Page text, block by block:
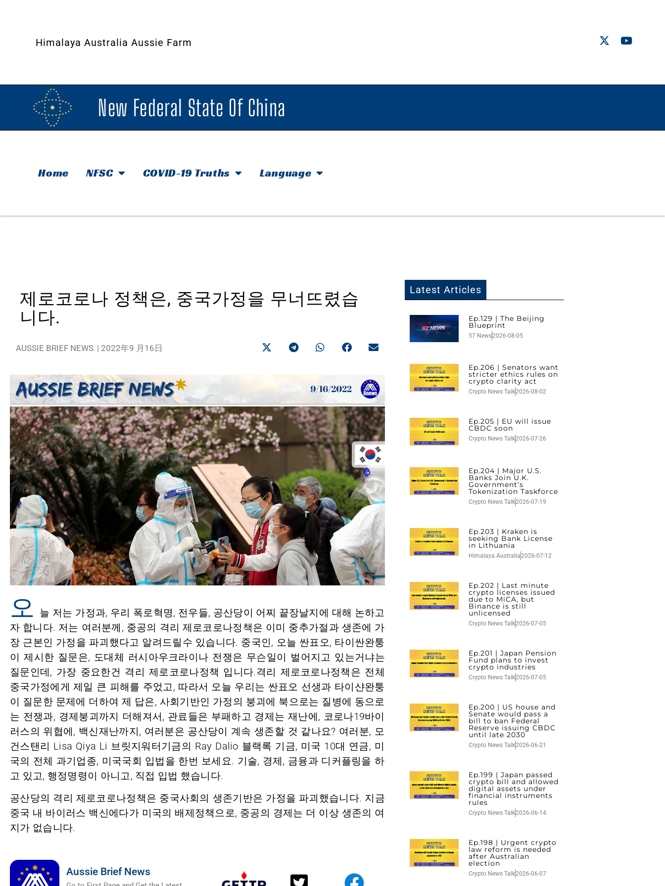
Himalaya Australia Aussie Farm
New Federal State Of China
Home NFSC COVID-19 Truths Language
제로코로나 정책은, 중국가정을 무너뜨렸습
니다.
AUSSIE BRIEF NEWS | 2022年9 月16日
오 늘 저는 가정과, 우리 폭로혁명, 전우들, 공산당이 어찌 끝장날지에 대해 논하고
자 합니다. 저는 여러분께, 중공의 격리 제로코로나정책은 이미 중추가절과 생존에 가
장 근본인 가정을 파괴했다고 알려드릴수 있습니다. 중국인, 오늘 싼표오, 타이싼완퉁
이 제시한 질문은, 도대체 러시아우크라이나 전쟁은 무슨일이 벌어지고 있는거냐는
질문인데, 가장 중요한건 격리 제로코로나정책 입니다.격리 제로코로나정책은 전체
중국가정에게 제일 큰 피해를 주었고, 따라서 오늘 우리는 싼표오 선생과 타이샨완퉁
이 질문한 문제에 더하여 제 답은, 사회기반인 가정의 붕괴에 북으로는 질병에 동으로
는 전쟁과, 경제붕괴까지 더해져서, 관료들은 부패하고 경제는 재난에, 코로나19바이
러스의 위협에, 백신재난까지, 여러분은 공산당이 계속 생존할 것 같나요? 여러분, 모
건스탠리 Lisa Qiya Li 브릿지워터기금의 Ray Dalio 블랙록 기금, 미국 10대 연금, 미
국의 전체 과기업종, 미국국회 입법을 한번 보세요. 기술, 경제, 금융과 디커플링을 하
고 있고, 행정명령이 아니고, 직접 입법 했습니다.
공산당의 격리 제로코로나정책은 중국사회의 생존기반은 가정을 파괴했습니다. 지금
중국 내 바이러스 백신에다가 미국의 배제정책으로, 중공의 경제는 더 이상 생존의 여
지가 없습니다.
Aussie Brief News
Latest Articles
Ep.129 | The Beijing
Blueprint
57 News2026-08-05
Ep.206 | Senators want
stricter ethics rules on
crypto clarity act
Crypto News Talk2026-08-02
Ep.205 | EU will issue
CBDC soon
Crypto News Talk2026-07-26
Ep.204 | Major U.S.
Banks Join U.K.
Government’s
Tokenization Taskforce
Crypto News Talk2026-07-19
Ep.203 | Kraken is
seeking Bank License
in Lithuania
Himalaya Australia2026-07-12
Ep.202 | Last minute
crypto licenses issued
due to MiCA, but
Binance is still
unlicensed
Crypto News Talk2026-07-05
Ep.201 | Japan Pension
Fund plans to invest
crypto industries
Crypto News Talk2026-07-05
Ep.200 | US house and
Senate would pass a
bill to ban Federal
Reserve issuing CBDC
until late 2030
Crypto News Talk2026-06-21
Ep.199 | Japan passed
crypto bill and allowed
digital assets under
financial instruments
rules
Crypto News Talk2026-06-14
Ep.198 | Urgent crypto
law reform is needed
after Australian
election
Crypto News Talk2026-06-07